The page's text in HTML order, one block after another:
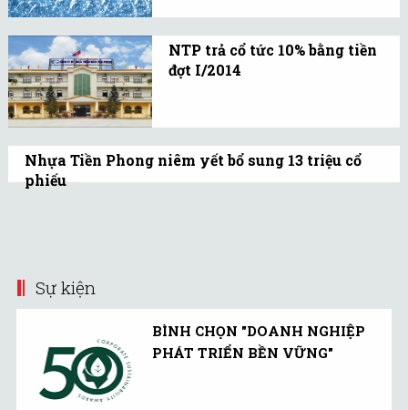
các doanh nghiệp nhựa
trong nước phải tìm thế
phá vây.
NTP trả cổ tức 10% bằng tiền
đợt I/2014
vào tháng 3/2015 với
tổng giá trị ước tính hơn
Nhựa Tiền Phong niêm yết bổ sung 13 triệu cổ
phiếu
Sự kiện
BÌNH CHỌN "DOANH NGHIỆP
PHÁT TRIỂN BỀN VỮNG"